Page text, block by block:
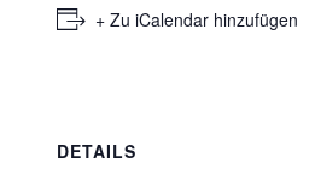
+ Zu iCalendar hinzufügen
DETAILS